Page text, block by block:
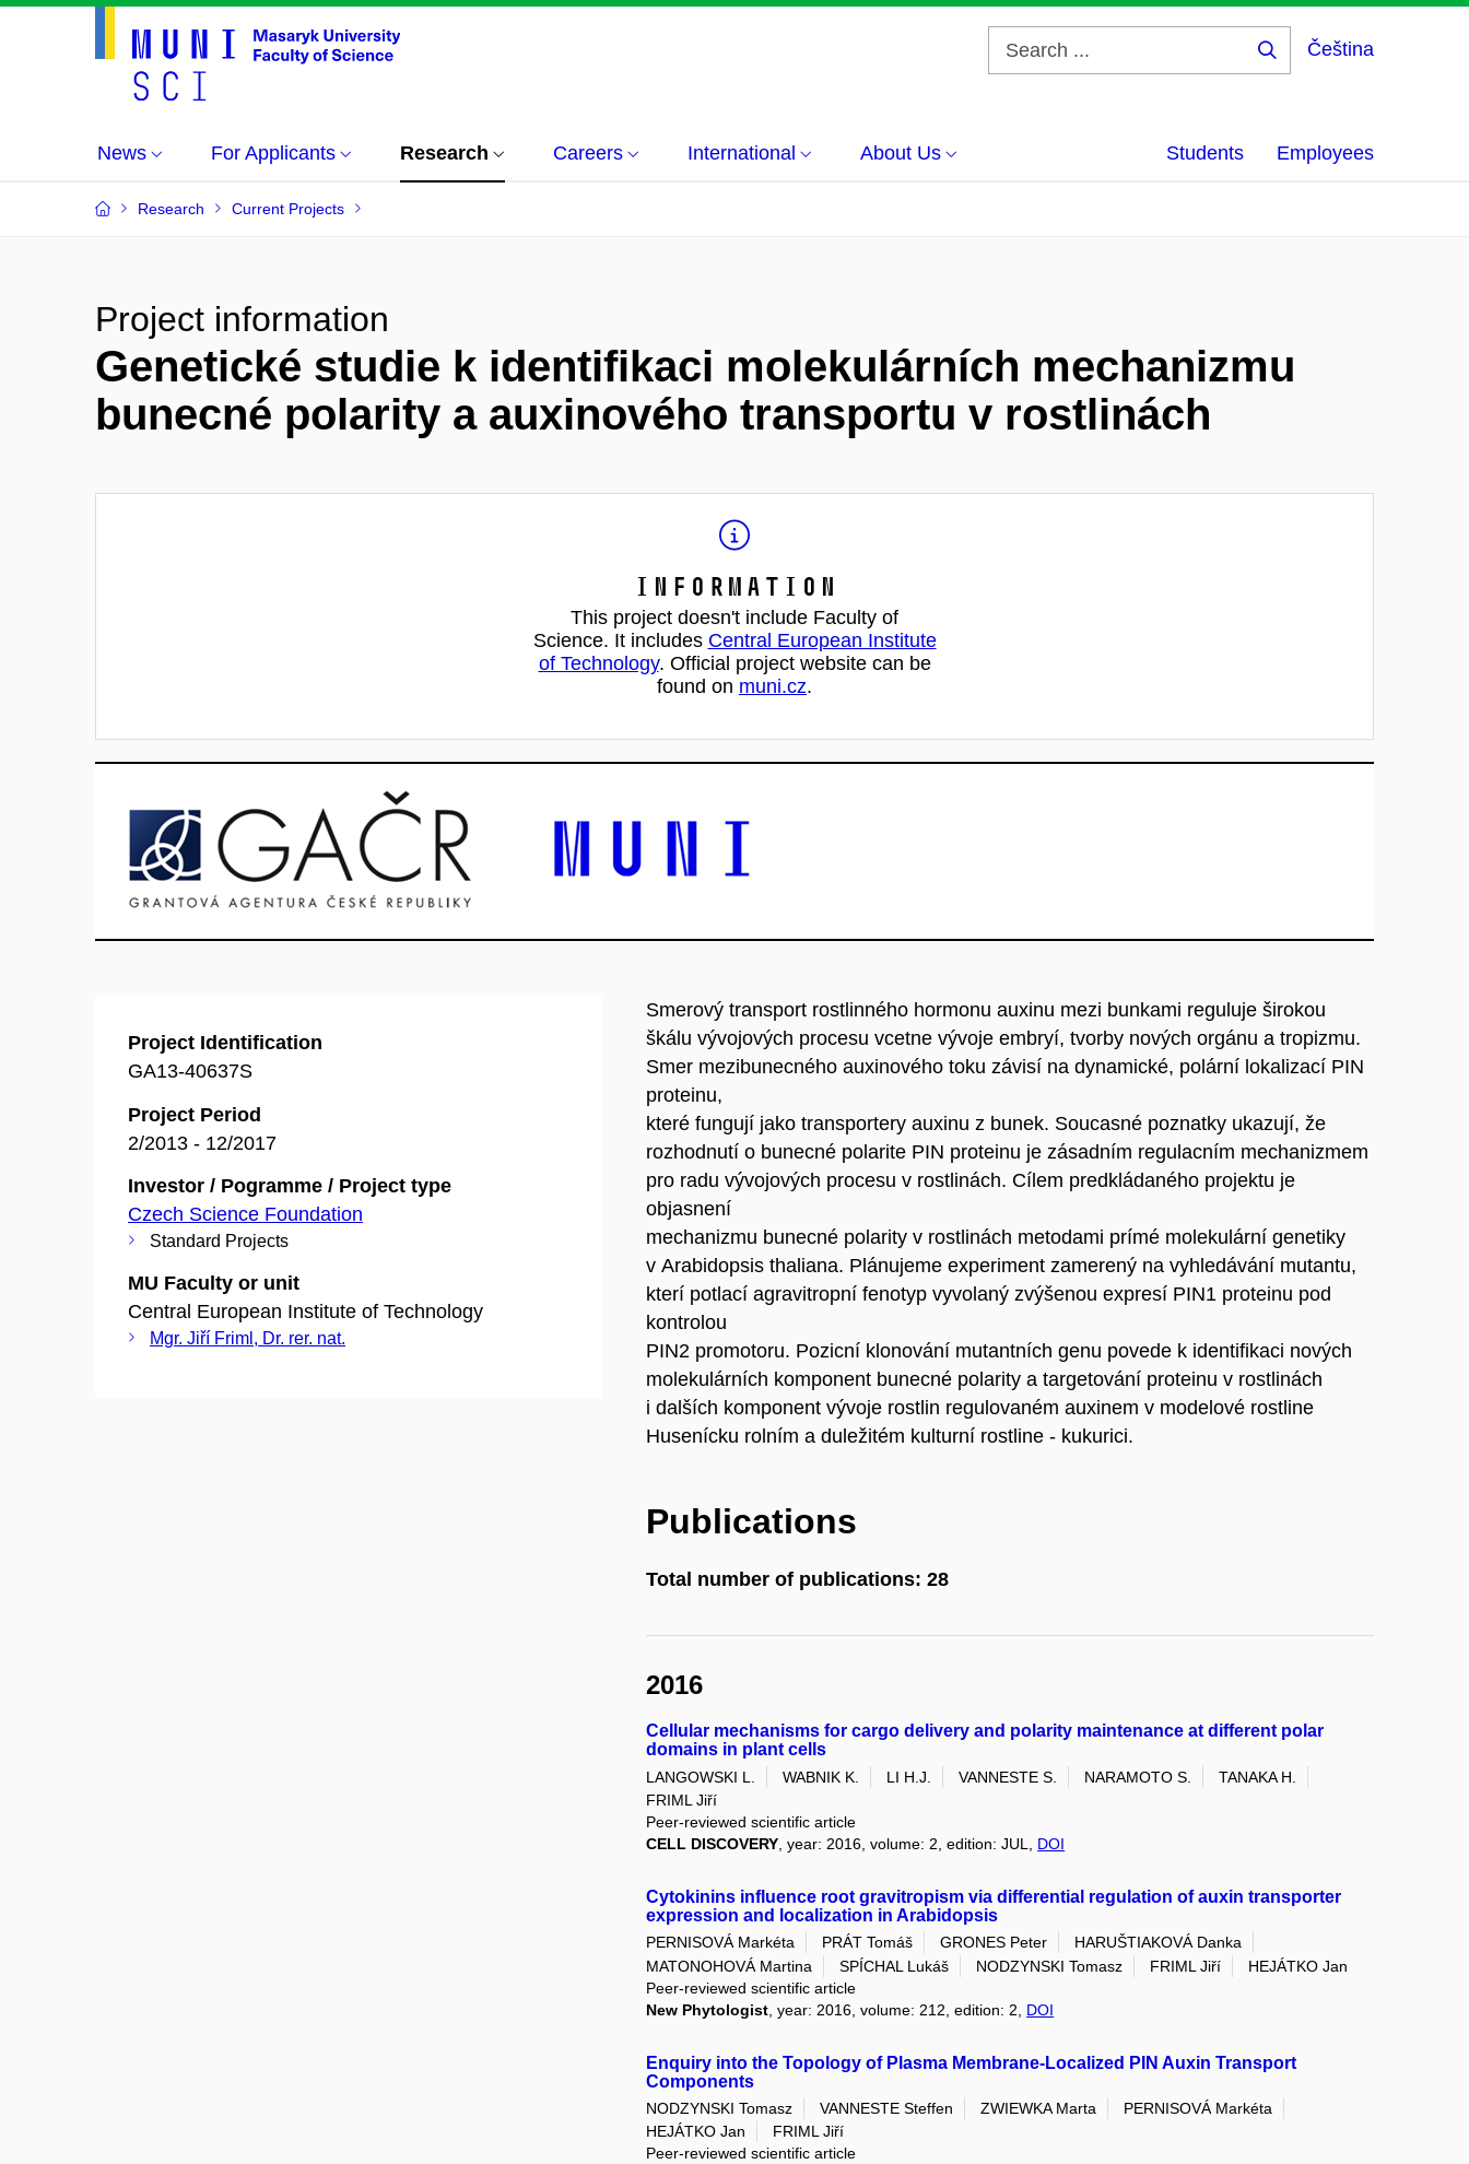
Čeština
News For Applicants Research Careers International About Us Students Employees
Research Current Projects
Project information
Genetické studie k identifikaci molekulárních mechanizmu
bunecné polarity a auxinového transportu v rostlinách
Information
This project doesn't include Faculty of
Science. It includes Central European Institute
of Technology. Official project website can be
found on muni.cz.
Project Identification
GA13-40637S
Project Period
2/2013 - 12/2017
Investor / Pogramme / Project type
Czech Science Foundation
Standard Projects
MU Faculty or unit
Central European Institute of Technology
Mgr. Jiří Friml, Dr. rer. nat.
Smerový transport rostlinného hormonu auxinu mezi bunkami reguluje širokou
škálu vývojových procesu vcetne vývoje embryí, tvorby nových orgánu a tropizmu.
Smer mezibunecného auxinového toku závisí na dynamické, polární lokalizací PIN
proteinu,
které fungují jako transportery auxinu z bunek. Soucasné poznatky ukazují, že
rozhodnutí o bunecné polarite PIN proteinu je zásadním regulacním mechanizmem
pro radu vývojových procesu v rostlinách. Cílem predkládaného projektu je
objasnení
mechanizmu bunecné polarity v rostlinách metodami prímé molekulární genetiky
v Arabidopsis thaliana. Plánujeme experiment zamerený na vyhledávání mutantu,
kterí potlací agravitropní fenotyp vyvolaný zvýšenou expresí PIN1 proteinu pod
kontrolou
PIN2 promotoru. Pozicní klonování mutantních genu povede k identifikaci nových
molekulárních komponent bunecné polarity a targetování proteinu v rostlinách
i dalších komponent vývoje rostlin regulovaném auxinem v modelové rostline
Husenícku rolním a duležitém kulturní rostline - kukurici.
Publications
Total number of publications: 28
2016
Cellular mechanisms for cargo delivery and polarity maintenance at different polar
domains in plant cells
LANGOWSKI L. WABNIK K. LI H.J. VANNESTE S. NARAMOTO S.
TANAKA H.
FRIML Jiří
Peer-reviewed scientific article
CELL DISCOVERY , year: 2016, volume: 2, edition: JUL, DOI
Cytokinins influence root gravitropism via differential regulation of auxin transporter
expression and localization in Arabidopsis
PERNISOVÁ Markéta PRÁT Tomáš GRONES Peter
HARUŠTIAKOVÁ Danka
MATONOHOVÁ Martina
SPÍCHAL Lukáš NODZYNSKI Tomasz FRIML Jiří
HEJÁTKO Jan
Peer-reviewed scientific article
New Phytologist , year: 2016, volume: 212, edition: 2, DOI
Enquiry into the Topology of Plasma Membrane-Localized PIN Auxin Transport
Components
NODZYNSKI Tomasz VANNESTE Steffen ZWIEWKA Marta
PERNISOVÁ Markéta
HEJÁTKO Jan
FRIML Jiří
Peer-reviewed scientific article